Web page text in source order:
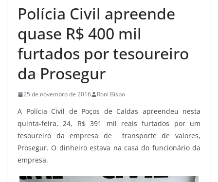
Polícia Civil apreende
quase R$ 400 mil
furtados por tesoureiro
da Prosegur
25 de novembro de 2016 Roni Bispo
A Polícia Civil de Poços de Caldas apreendeu nesta
quinta-feira, 24, R$ 391 mil reais furtados por um
tesoureiro da empresa de transporte de valores,
Prosegur. O dinheiro estava na casa do funcionário da
empresa.